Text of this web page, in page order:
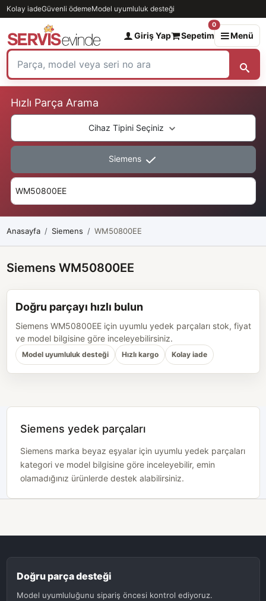
Kolay iadeGüvenli ödemeModel uyumluluk desteği
Giriş Yap Sepetim
0
Menü
Hızlı Parça Arama
Cihaz Tipini Seçiniz
Siemens
Anasayfa Siemens WM50800EE
Siemens WM50800EE
Doğru parçayı hızlı bulun
Siemens WM50800EE için uyumlu yedek parçaları stok, fiyat
ve model bilgisine göre inceleyebilirsiniz.
Model uyumluluk desteği Hızlı kargo Kolay iade
Siemens yedek parçaları
Siemens marka beyaz eşyalar için uyumlu yedek parçaları
kategori ve model bilgisine göre inceleyebilir, emin
olamadığınız ürünlerde destek alabilirsiniz.
Doğru parça desteği
Model uyumluluğunu sipariş öncesi kontrol ediyoruz.